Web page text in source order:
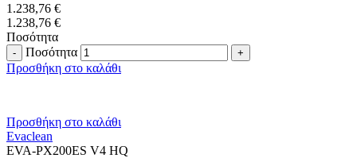
1.238,76 €
1.238,76 €
Ποσότητα
Ποσότητα
Προσθήκη στο καλάθι
Προσθήκη στο καλάθι
Evaclean
EVA-PX200ES V4 HQ